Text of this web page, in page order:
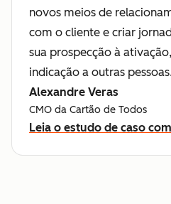
novos meios de
com o cliente e criar
sua prospecção à
indicação a outras
Alexandre Veras
CMO da Cartão de Todos
Leia o estudo de caso